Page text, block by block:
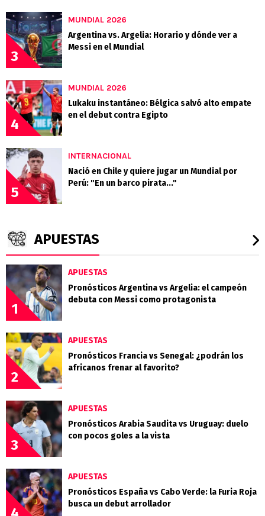
3
MUNDIAL 2026
Argentina vs. Argelia: Horario y dónde ver a
Messi en el Mundial
4
MUNDIAL 2026
Lukaku instantáneo: Bélgica salvó alto empate
en el debut contra Egipto
5
INTERNACIONAL
Nació en Chile y quiere jugar un Mundial por
Perú: "En un barco pirata..."
APUESTAS
1
APUESTAS
Pronósticos Argentina vs Argelia: el campeón
debuta con Messi como protagonista
2
APUESTAS
Pronósticos Francia vs Senegal: ¿podrán los
africanos frenar al favorito?
3
APUESTAS
Pronósticos Arabia Saudita vs Uruguay: duelo
con pocos goles a la vista
APUESTAS
Pronósticos España vs Cabo Verde: la Furia Roja
busca un debut arrollador